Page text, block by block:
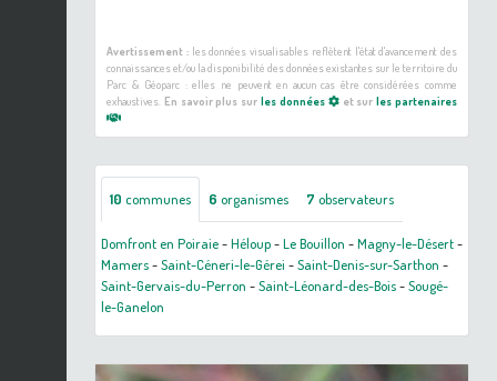
Avertissement :les données visualisables reflètent l'état d'avancement des
connaissances et/ou la disponibilité des données existantes sur le territoire du
Parc & Géoparc : elles ne peuvent en aucun cas être considérées comme
exhaustives. En savoir plus sur les données et surles partenaires
10 communes 6 organismes 7 observateurs
Domfront en Poiraie-Héloup-Le Bouillon -Magny-le-Désert-
Mamers-Saint-Céneri-le-Gérei -Saint-Denis-sur-Sarthon -
Saint-Gervais-du-Perron -Saint-Léonard-des-Bois-Sougé-
le-Ganelon